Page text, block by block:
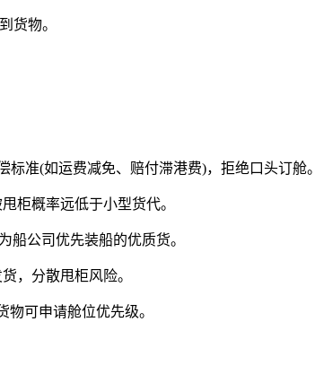
货物。
准(如运费减免、赔付滞港费)，拒绝口头订舱。
柜概率远低于小型货代。
公司优先装船的优质货。
，分散甩柜风险。
可申请舱位优先级。